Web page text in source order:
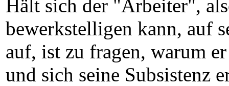
Hält sich der "Arbeiter",
bewerkstelligen kann, auf
auf, ist zu fragen, warum
und sich seine Subsistenz